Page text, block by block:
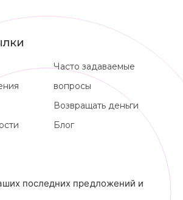
Часто задаваемые
вопросы
Возвращать деньги
Блог
последних предложений и